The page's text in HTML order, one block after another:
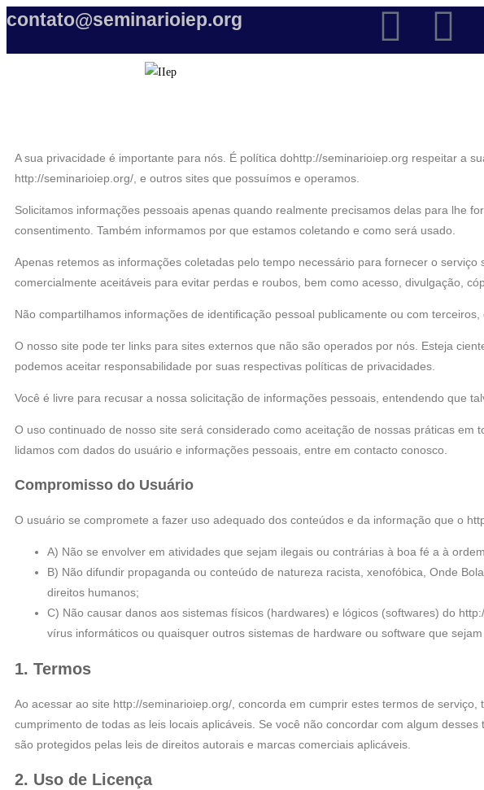
contato@seminarioiep.org
A sua privacidade é importante para nós. É política dohttp://seminarioiep.org respeitar a
http://seminarioiep.org/, e outros sites que possuímos e operamos.
Solicitamos informações pessoais apenas quando realmente precisamos delas para lhe
consentimento. Também informamos por que estamos coletando e como será usado.
Apenas retemos as informações coletadas pelo tempo necessário para fornecer o
comercialmente aceitáveis para evitar perdas e roubos, bem como acesso, divulgação,
Não compartilhamos informações de identificação pessoal publicamente ou com
O nosso site pode ter links para sites externos que não são operados por nós. Esteja
podemos aceitar responsabilidade por suas respectivas políticas de privacidades.
Você é livre para recusar a nossa solicitação de informações pessoais, entendendo que
O uso continuado de nosso site será considerado como aceitação de nossas práticas
lidamos com dados do usuário e informações pessoais, entre em contacto conosco.
Compromisso do Usuário
O usuário se compromete a fazer uso adequado dos conteúdos e da informação que o
A) Não se envolver em atividades que sejam ilegais ou contrárias à boa fé a à
B) Não difundir propaganda ou conteúdo de natureza racista, xenofóbica, Onde
direitos humanos;
C) Não causar danos aos sistemas físicos (hardwares) e lógicos (softwares) do
vírus informáticos ou quaisquer outros sistemas de hardware ou software que
1. Termos
Ao acessar ao site http://seminarioiep.org/, concorda em cumprir estes termos de
cumprimento de todas as leis locais aplicáveis. Se você não concordar com algum
são protegidos pelas leis de direitos autorais e marcas comerciais aplicáveis.
2. Uso de Licença